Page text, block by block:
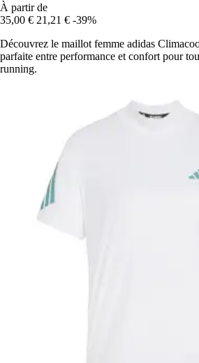
À partir de
35,00 € 21,21 € -39%
Découvrez le maillot femme adidas
parfaite entre performance et confort pour
running.